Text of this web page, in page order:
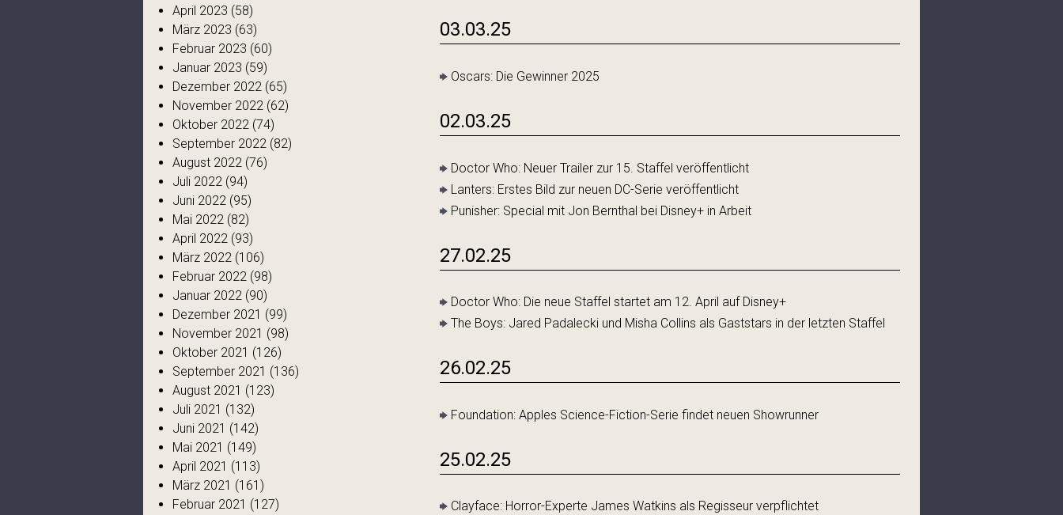
03.03.25
Oscars: Die Gewinner 2025
02.03.25
Doctor Who: Neuer Trailer zur 15. Staffel veröffentlicht
Lanters: Erstes Bild zur neuen DC-Serie veröffentlicht
Punisher: Special mit Jon Bernthal bei Disney+ in Arbeit
27.02.25
Doctor Who: Die neue Staffel startet am 12. April auf Disney+
The Boys: Jared Padalecki und Misha Collins als Gaststars in der letzten Staffel
26.02.25
Foundation: Apples Science-Fiction-Serie findet neuen Showrunner
25.02.25
Clayface: Horror-Experte James Watkins als Regisseur verpflichtet
April 2023 (58)
März 2023 (63)
Februar 2023 (60)
Januar 2023 (59)
Dezember 2022 (65)
November 2022 (62)
Oktober 2022 (74)
September 2022 (82)
August 2022 (76)
Juli 2022 (94)
Juni 2022 (95)
Mai 2022 (82)
April 2022 (93)
März 2022 (106)
Februar 2022 (98)
Januar 2022 (90)
Dezember 2021 (99)
November 2021 (98)
Oktober 2021 (126)
September 2021 (136)
August 2021 (123)
Juli 2021 (132)
Juni 2021 (142)
Mai 2021 (149)
April 2021 (113)
März 2021 (161)
Februar 2021 (127)